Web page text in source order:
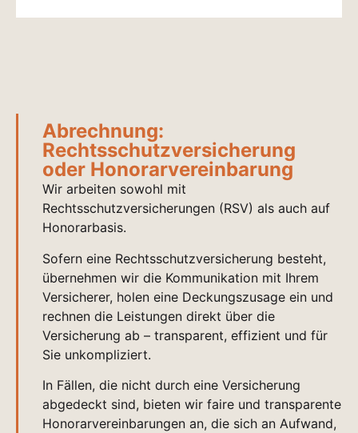
Abrechnung:
Rechtsschutzversicherung
oder Honorarvereinbarung
Wir arbeiten sowohl mit
Rechtsschutzversicherungen (RSV) als auch auf
Honorarbasis.
Sofern eine Rechtsschutzversicherung besteht,
übernehmen wir die Kommunikation mit Ihrem
Versicherer, holen eine Deckungszusage ein und
rechnen die Leistungen direkt über die
Versicherung ab – transparent, effizient und für
Sie unkompliziert.
In Fällen, die nicht durch eine Versicherung
abgedeckt sind, bieten wir faire und transparente
Honorarvereinbarungen an, die sich an Aufwand,